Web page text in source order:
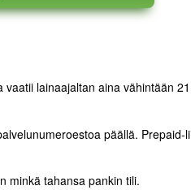
lainaajaltan aina vähintään
päällä. Prepaid-
minkä tahansa pankin tili.